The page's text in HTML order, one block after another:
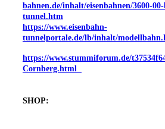
bahnen.de/inhalt/eisenbahnen/3600-
tunnel.htm
https://www.eisenbahn-
tunnelportale.de/lb/inhalt/
https://www.stummiforum.de/
Cornberg.html
SHOP: